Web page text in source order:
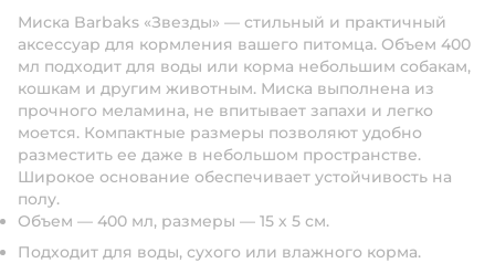
Миска Barbaks «Звезды» — стильный и практичный
аксессуар для кормления вашего питомца. Объем 400
мл подходит для воды или корма небольшим собакам,
кошкам и другим животным. Миска выполнена из
прочного меламина, не впитывает запахи и легко
моется. Компактные размеры позволяют удобно
разместить ее даже в небольшом пространстве.
Широкое основание обеспечивает устойчивость на
полу.
Объем — 400 мл, размеры — 15 х 5 см.
Подходит для воды, сухого или влажного корма.